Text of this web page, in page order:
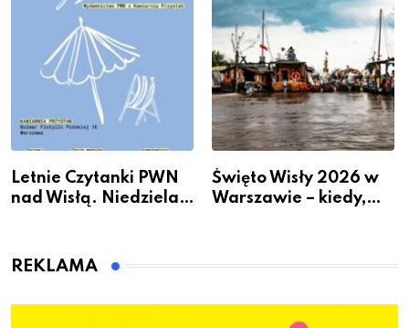
Letnie Czytanki PWN
nad Wisłą. Niedziela z
Święto Wisły 2026 w
Warszawie – kiedy,
REKLAMA